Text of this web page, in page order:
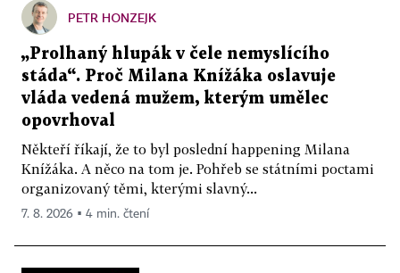
PETR HONZEJK
„Prolhaný hlupák v čele nemyslícího
stáda“. Proč Milana Knížáka oslavuje
vláda vedená mužem, kterým umělec
opovrhoval
Někteří říkají, že to byl poslední happening Milana
Knížáka. A něco na tom je. Pohřeb se státními poctami
organizovaný těmi, kterými slavný...
7. 8. 2026 ▪ 4 min. čtení